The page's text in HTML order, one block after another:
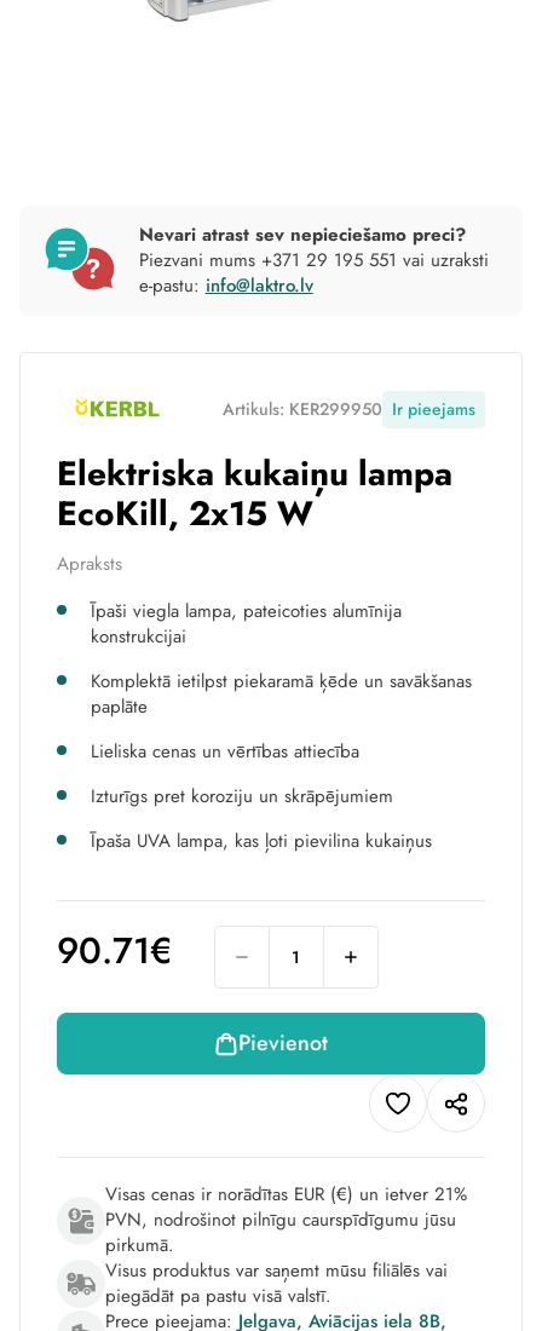
Nevari atrast sev nepieciešamo preci?
Piezvani mums +371 29 195 551 vai uzraksti
e-pastu: info@laktro.lv
Artikuls: KER299950 Ir pieejams
Elektriska kukaiņu lampa
EcoKill, 2x15 W
Apraksts
Īpaši viegla lampa, pateicoties alumīnija
konstrukcijai
Komplektā ietilpst piekaramā ķēde un savākšanas
paplāte
Lieliska cenas un vērtības attiecība
Izturīgs pret koroziju un skrāpējumiem
Īpaša UVA lampa, kas ļoti pievilina kukaiņus
90.71€
Pievienot
Visas cenas ir norādītas EUR (€) un ietver 21%
PVN, nodrošinot pilnīgu caurspīdīgumu jūsu
pirkumā.
Visus produktus var saņemt mūsu filiālēs vai
piegādāt pa pastu visā valstī.
Prece pieejama: Jelgava, Aviācijas iela 8B,